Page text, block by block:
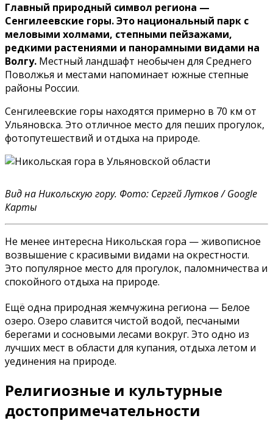
Главный природный символ региона —
Сенгилеевские горы. Это национальный парк с
меловыми холмами, степными пейзажами,
редкими растениями и панорамными видами на
Волгу. Местный ландшафт необычен для Среднего
Поволжья и местами напоминает южные степные
районы России.
Сенгилеевские горы находятся примерно в 70 км от
Ульяновска. Это отличное место для пеших прогулок,
фотопутешествий и отдыха на природе.
Вид на Никольскую гору. Фото: Сергей Лутков / Google
Карты
Не менее интересна Никольская гора — живописное
возвышение с красивыми видами на окрестности.
Это популярное место для прогулок, паломничества и
спокойного отдыха на природе.
Ещё одна природная жемчужина региона — Белое
озеро. Озеро славится чистой водой, песчаными
берегами и сосновыми лесами вокруг. Это одно из
лучших мест в области для купания, отдыха летом и
уединения на природе.
Религиозные и культурные
достопримечательности